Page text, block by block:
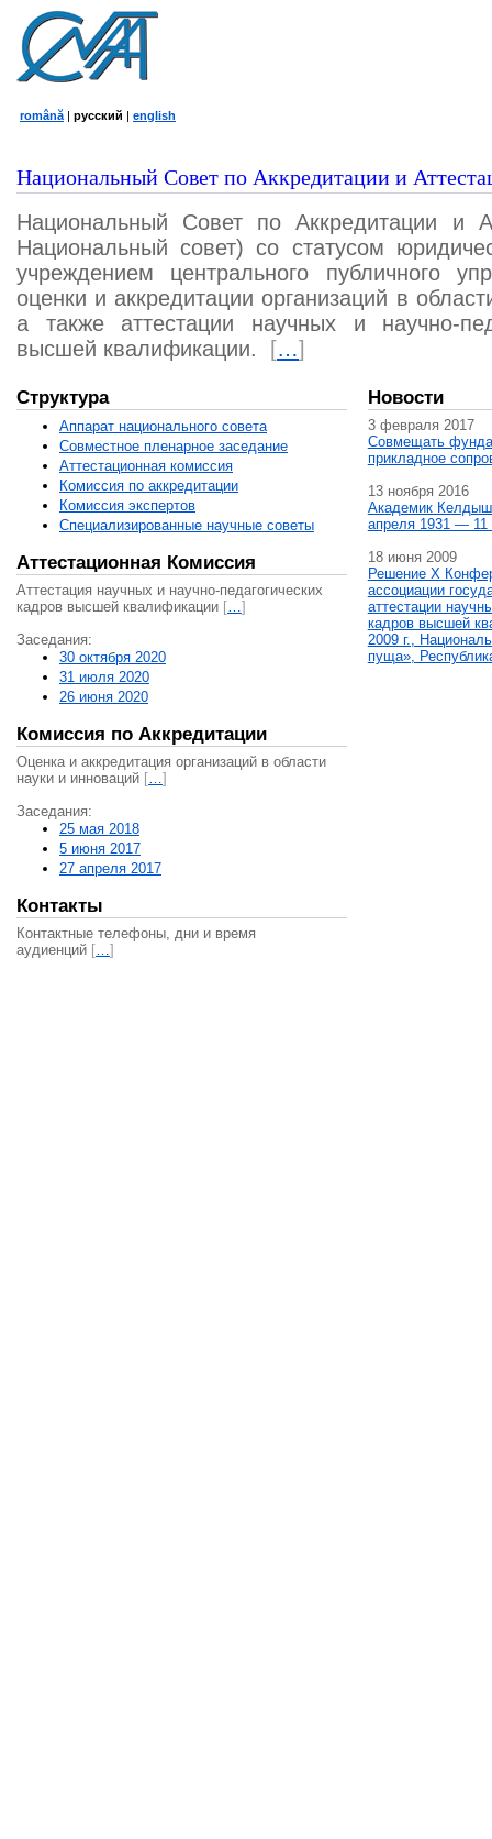
română | русский | english
Национальный Совет по Аккредитации и
Национальный Совет по Аккредитации и
Национальный совет) со статусом
учреждением центрального публичного
оценки и аккредитации организаций в
а также аттестации научных и научно-
высшей квалификации.
[…]
Структура
Аппарат национального совета
Совместное пленарное заседание
Аттестационная комисcия
Комиссия по аккредитации
Комиссия экспертов
Специализированные научные советы
Аттестационная Комиссия
Аттестация научных и научно-педагогических
кадров высшей квалификации […]
Заседания:
30 октября 2020
31 июля 2020
26 июня 2020
Комиссия по Аккредитации
Оценка и аккредитация организаций в области
науки и инноваций […]
Заседания:
25 мая 2018
5 июня 2017
27 апреля 2017
Контакты
Контактные телефоны, дни и время
аудиенций […]
Новости
3 февраля 2017
Совмещать
прикладное
13 ноября 2016
Академик
апреля 1931 — 11
18 июня 2009
Решение X
ассоциации
аттестации
кадров высшей
2009 г.,
пуща»,